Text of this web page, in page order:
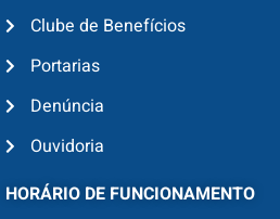
Clube de Benefícios
Portarias
Denúncia
Ouvidoria
HORÁRIO DE FUNCIONAMENTO